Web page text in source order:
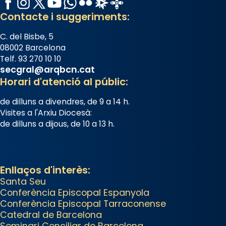
apostòlica del Sant Pare Lleó XIV
a Barcelona, i als col·laboradors,
a la Catedral de Barcelona.
L’arquebisbe de Barcelona, el
cardenal Joan Josep Omella, ha
presidit la missa i l’ha
concelebrat el bisbe auxiliar de
Barcelona, Mons. David Abadías.
📸 Dr. G. Simón
1 week ago
Memòria de les santes Juliana i
Contacte i suggeriments:
C. del Bisbe, 5
08002 Barcelona
Telf. 93 270 10 10
secgral@arqbcn.cat
Horari d'atenció al públic:
de dilluns a divendres, de 9 a 14 h.
Visites a l'Arxiu Diocesà:
de dilluns a dijous, de 10 a 13 h.
Enllaços d'interès:
Santa Seu
Conferència Episcopal Espanyola
Conferència Episcopal Tarraconense
Catedral de Barcelona